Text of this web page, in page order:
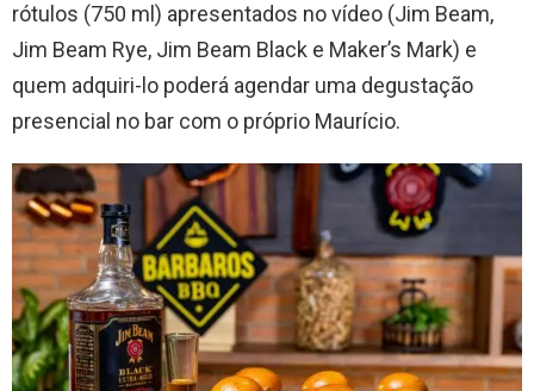
rótulos (750 ml) apresentados no vídeo (Jim Beam,
Jim Beam Rye, Jim Beam Black e Maker’s Mark) e
quem adquiri-lo poderá agendar uma degustação
presencial no bar com o próprio Maurício.